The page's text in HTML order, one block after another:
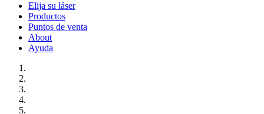
Elija su láser
Productos
Puntos de venta
About
Ayuda